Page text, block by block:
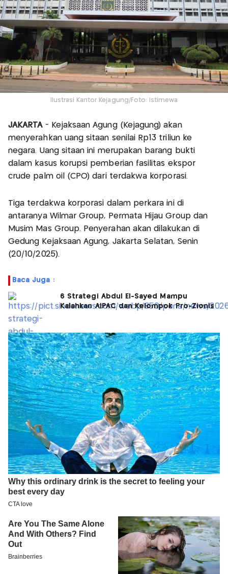
Ilustrasi Kantor Kejagung/Foto: Istimewa
JAKARTA - Kejaksaan Agung (Kejagung) akan
menyerahkan uang sitaan senilai Rp13 triliun ke
negara. Uang sitaan ini merupakan barang bukti
dalam kasus korupsi pemberian fasilitas ekspor
crude palm oil (CPO) dari terdakwa korporasi.
Tiga terdakwa korporasi dalam perkara ini di
antaranya Wilmar Group, Permata Hijau Group dan
Musim Mas Group. Penyerahan akan dilakukan di
Gedung Kejaksaan Agung, Jakarta Selatan, Senin
(20/10/2025).
Baca Juga :
6 Strategi Abdul El-Sayed Mampu
Kalahkan AIPAC dan Kelompok Pro-Zionis